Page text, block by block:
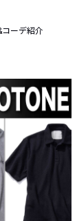
コーデ紹介